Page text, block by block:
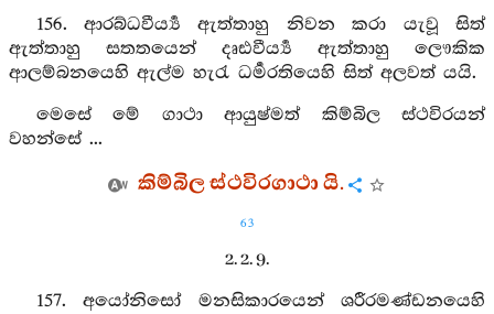
156. ආරබ්ධවීර්‍ය්‍ය ඇත්තාහු නිවන කරා යැවූ සිත්
ඇත්තාහු සතතයෙන් දෘඪවීර්‍ය්‍ය ඇත්තාහු ලෞකික
ආලම්බනයෙහි ඇල්ම හැරැ ධර්‍මරතියෙහි සිත් අලවත් යයි.
මෙසේ මේ ගාථා ආයුෂ්මත් කිම්බිල ස්ථවිරයන්
වහන්සේ ...
කිම්බිල ස්ථවිරගාථා යි.
63
2. 2. 9.
157. අයෝනිසෝ මනසිකාරයෙන් ශරීරමණ්ඩනයෙහි